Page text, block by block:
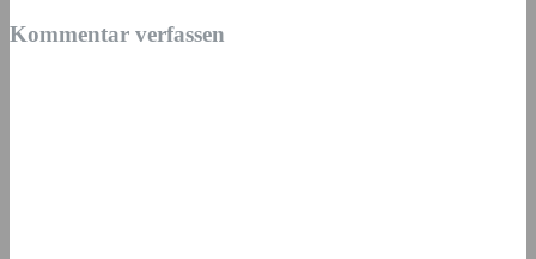
Kommentar verfassen